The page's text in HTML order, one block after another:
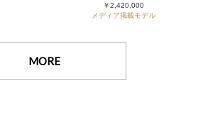
￥2,420,000
メディア掲載モデル
MORE